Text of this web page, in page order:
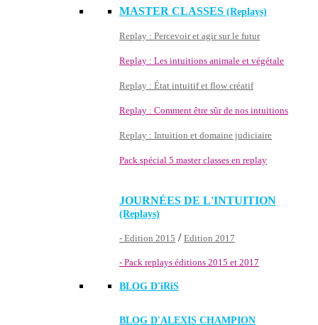
MASTER CLASSES (Replays)
Replay : Percevoir et agir sur le futur
Replay : Les intuitions animale et végétale
Replay : État intuitif et flow créatif
Replay : Comment être sûr de nos intuitions
Replay : Intuition et domaine judiciaire
Pack spécial 5 master classes en replay
JOURNÉES DE L'INTUITION
(Replays)
- Edition 2015 / Edition 2017
- Pack replays éditions 2015 et 2017
BLOG D'iRiS
BLOG D'ALEXIS CHAMPION